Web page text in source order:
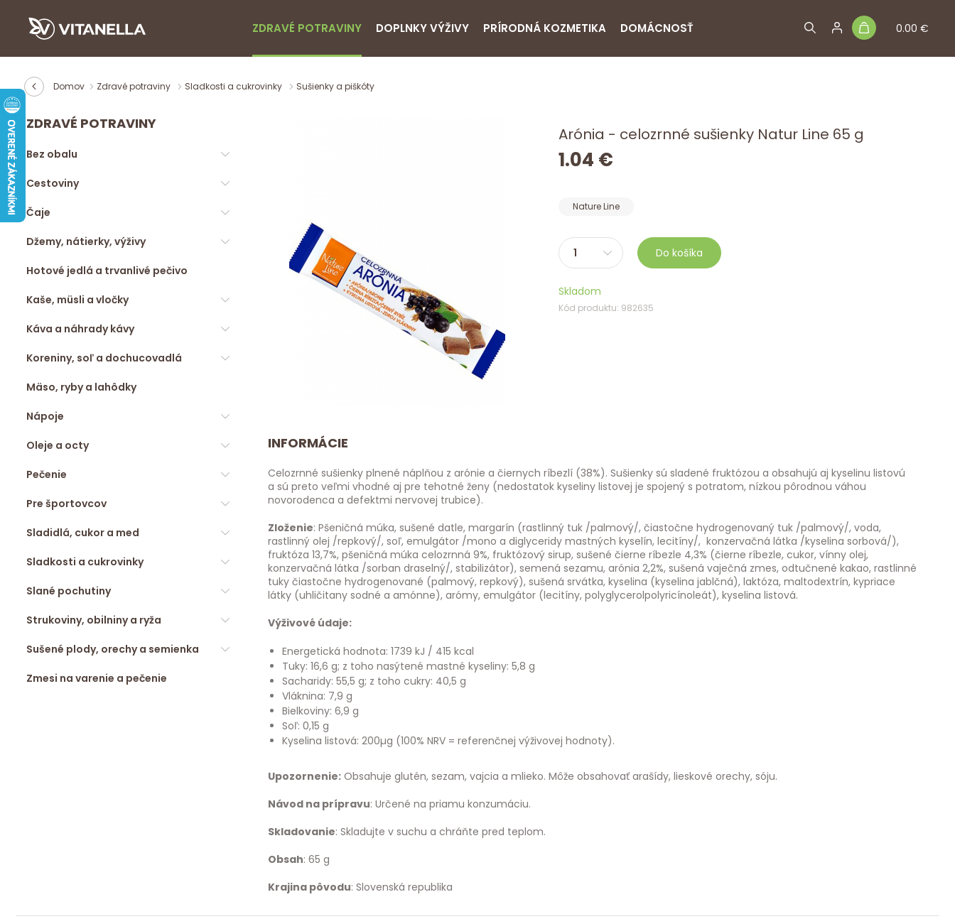
0.00 €
ZDRAVÉ POTRAVINY DOPLNKY VÝŽIVY PRÍRODNÁ KOZMETIKA DOMÁCNOSŤ
Domov Zdravé potraviny Sladkosti a cukrovinky Sušienky a piškóty
ZDRAVÉ POTRAVINY
Bez obalu
Cestoviny
Čaje
Džemy, nátierky, výživy
Hotové jedlá a trvanlivé pečivo
Kaše, müsli a vločky
Káva a náhrady kávy
Koreniny, soľ a dochucovadlá
Mäso, ryby a lahôdky
Nápoje
Oleje a octy
Pečenie
Pre športovcov
Sladidlá, cukor a med
Sladkosti a cukrovinky
Slané pochutiny
Strukoviny, obilniny a ryža
Sušené plody, orechy a semienka
Zmesi na varenie a pečenie
Arónia - celozrnné sušienky Natur Line 65 g
1.04 €
Nature Line
Do košíka
Skladom
Kód produktu: 982635
INFORMÁCIE
Celozrnné sušienky plnené náplňou z arónie a čiernych ríbezlí (38%). Sušienky sú sladené fruktózou a obsahujú aj kyselinu listovú
a sú preto veľmi vhodné aj pre tehotné ženy (nedostatok kyseliny listovej je spojený s potratom, nízkou pôrodnou váhou
novorodenca a defektmi nervovej trubice).
Zloženie: Pšeničná múka, sušené datle, margarín (rastlinný tuk /palmový/, čiastočne hydrogenovaný tuk /palmový/, voda,
rastlinný olej /repkový/, soľ, emulgátor /mono a diglyceridy mastných kyselín, lecitíny/, konzervačná látka /kyselina sorbová/),
fruktóza 13,7%, pšeničná múka celozrnná 9%, fruktózový sirup, sušené čierne ríbezle 4,3% (čierne ríbezle, cukor, vínny olej,
konzervačná látka /sorban draselný/, stabilizátor), semená sezamu, arónia 2,2%, sušená vaječná zmes, odtučnené kakao, rastlinné
tuky čiastočne hydrogenované (palmový, repkový), sušená srvátka, kyselina (kyselina jablčná), laktóza, maltodextrín, kypriace
látky (uhličitany sodné a amónne), arómy, emulgátor (lecitíny, polyglycerolpolyricínoleát), kyselina listová.
Výživové údaje:
Energetická hodnota: 1739 kJ / 415 kcal
Tuky: 16,6 g; z toho nasýtené mastné kyseliny: 5,8 g
Sacharidy: 55,5 g; z toho cukry: 40,5 g
Vláknina: 7,9 g
Bielkoviny: 6,9 g
Soľ: 0,15 g
Kyselina listová: 200µg (100% NRV = referenčnej výživovej hodnoty).
Upozornenie: Obsahuje glutén, sezam, vajcia a mlieko. Môže obsahovať arašídy, lieskové orechy, sóju.
Návod na prípravu: Určené na priamu konzumáciu.
Skladovanie: Skladujte v suchu a chráňte pred teplom.
Obsah: 65 g
Krajina pôvodu: Slovenská republika